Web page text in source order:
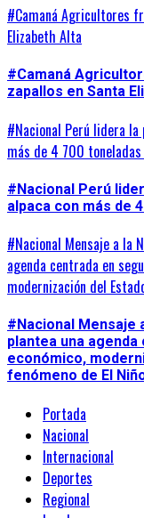
#Camaná Agricultores
Elizabeth Alta
#Camaná
zapallos en Santa
#Nacional Perú lidera
más de 4 700
#Nacional Perú
alpaca con más de
#Nacional Mensaje a la
agenda centrada en
modernización del
#Nacional Mensaje
plantea una
económico,
fenómeno de El
Portada
Nacional
Internacional
Deportes
Regional